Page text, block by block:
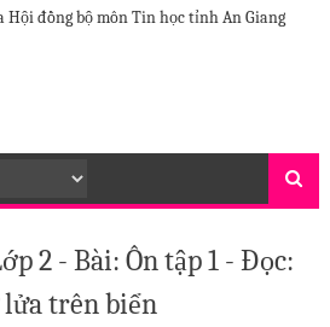
Hội đồng bộ môn Tin học tỉnh An Giang
2 - Bài: Ôn tập 1 - Đọc:
trên biển